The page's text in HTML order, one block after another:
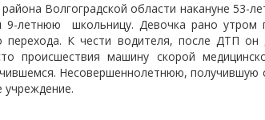
Волгоградской области накануне 53-
9-летнюю школьницу. Девочка рано утром
перехода. К чести водителя, после ДТП он
происшествия машину скорой
Несовершеннолетнюю, получившую
учреждение.